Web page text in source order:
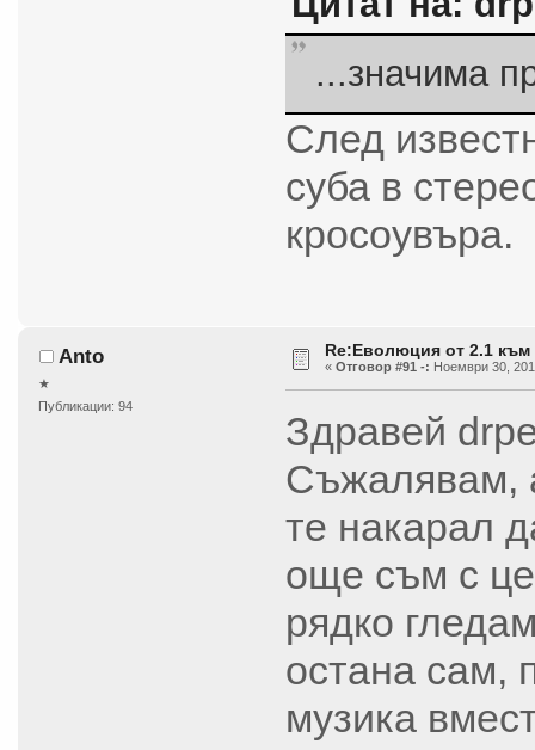
...значима
След
суба в
кросоувъра.
Anto
★
Публикации: 94
Re:Еволюция от 2.1 към
« Отговор #91 -: Ноември 30,
Здравей
Съжалявам,
те накарал
още съм с
рядко
остана сам,
музика